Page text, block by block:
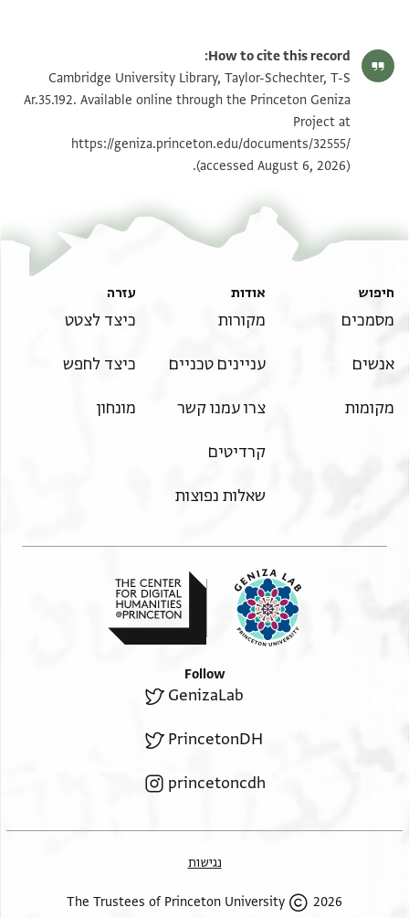
T-S Ar.35.192 1v הגדל וסובב
תנאי היתר שימוש בתצלום
How to cite this record:
Cambridge University Library, Taylor-Schechter, T-S
Ar.35.192. Available online through the Princeton Geniza
Project at
https://geniza.princeton.edu/documents/32555/
(accessed August 6, 2026).
חיפוש
מסמכים
אנשים
מקומות
אודות
מקורות
עניינים טכניים
צרו עמנו קשר
קרדיטים
שאלות נפוצות
עזרה
כיצד לצטט
כיצד לחפש
מונחון
Follow
GenizaLab
PrincetonDH
princetoncdh
נגישות
2026 The Trustees of Princeton University